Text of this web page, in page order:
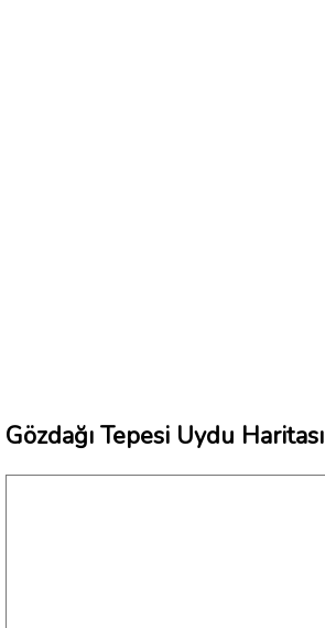
Gözdağı Tepesi Uydu Haritası